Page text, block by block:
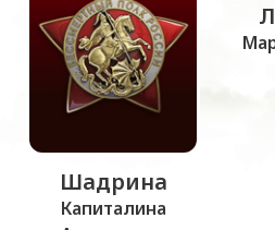
Шадрина
Капиталина